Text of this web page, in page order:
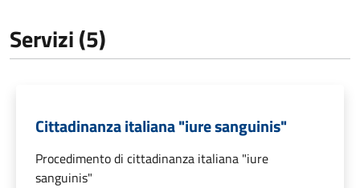
Servizi (5)
Cittadinanza italiana "iure sanguinis"
Procedimento di cittadinanza italiana "iure
sanguinis"